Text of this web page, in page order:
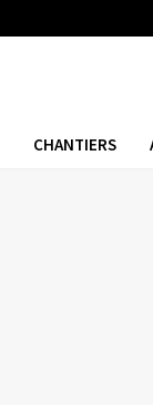
CHANTIERS